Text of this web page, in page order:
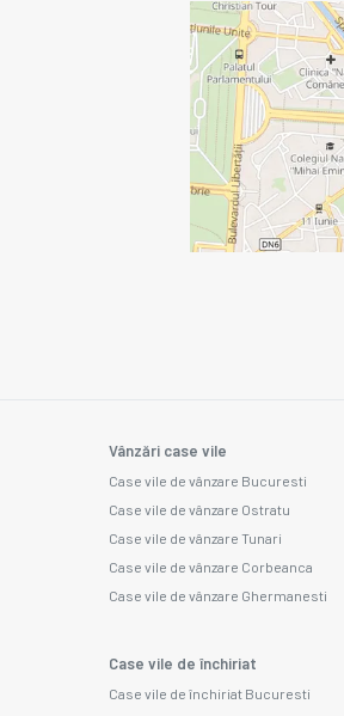
Vânzări case vile
Case vile de vânzare Bucuresti
Case vile de vânzare Ostratu
Case vile de vânzare Tunari
Case vile de vânzare Corbeanca
Case vile de vânzare Ghermanesti
Case vile de închiriat
Case vile de închiriat Bucuresti